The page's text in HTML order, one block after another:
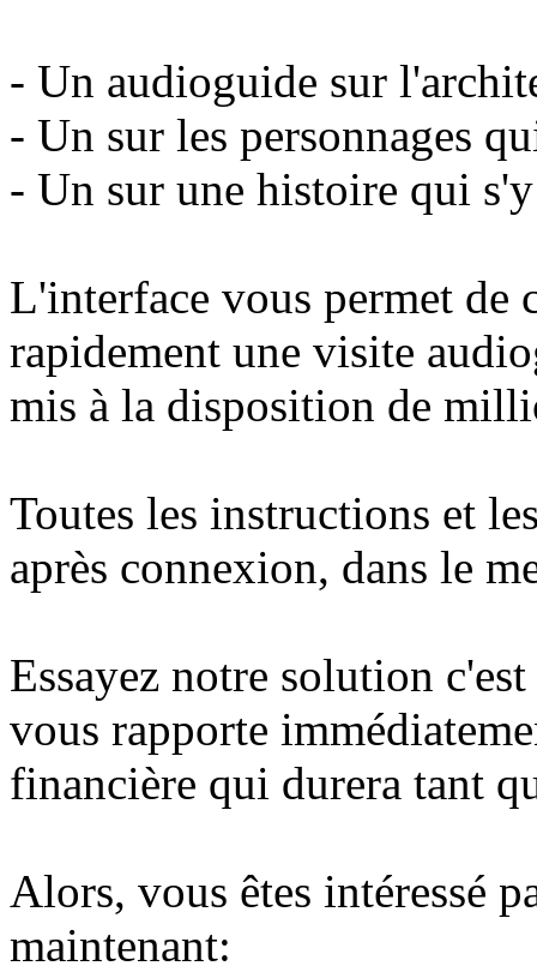
- Un audioguide sur
- Un sur les personnages
- Un sur une histoire qui
L'interface vous permet de
rapidement une visite
mis à la disposition de
Toutes les instructions et
après connexion, dans le
Essayez notre solution
vous rapporte
financière qui durera tant
Alors, vous êtes intéressé
maintenant: